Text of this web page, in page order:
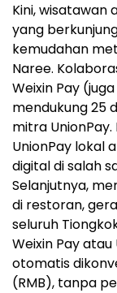
Kini, wisatawan
yang
kemudahan
Naree.
Weixin Pay
mendukung 25
mitra
UnionPay lokal
digital di salah
Selanjutnya,
di restoran,
seluruh
Weixin Pay
otomatis
(RMB), tanpa